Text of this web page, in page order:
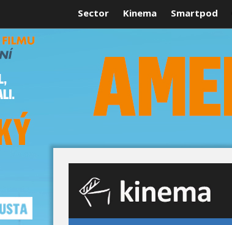
Sector Kinema Smartpod